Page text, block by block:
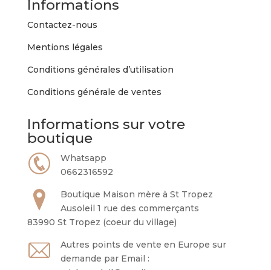
Informations
Contactez-nous
Mentions légales
Conditions générales d’utilisation
Conditions générale de ventes
Informations sur votre
boutique
Whatsapp
0662316592
Boutique Maison mère à St Tropez
Ausoleil 1 rue des commerçants
83990 St Tropez (coeur du village)
Autres points de vente en Europe sur
demande par Email :